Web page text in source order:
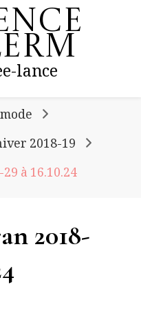
lance
2018-19
à 16.10.24
2018-